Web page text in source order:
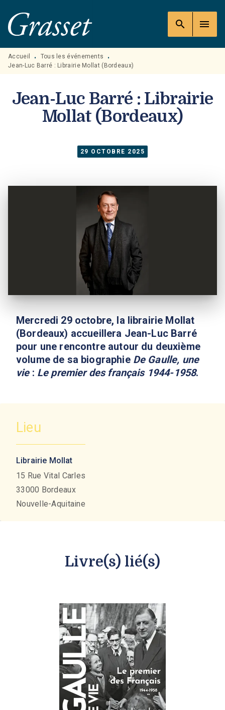
MENU RECHERCHE
PIED DE PAGE
search menu
Accueil • Tous les événements
•
Jean-Luc Barré : Librairie Mollat (Bordeaux)
Jean-Luc Barré : Librairie
Mollat (Bordeaux)
29 OCTOBRE 2025
Mercredi 29 octobre, la librairie Mollat
(Bordeaux) accueillera Jean-Luc Barré
pour une rencontre autour du deuxième
volume de sa biographie De Gaulle, une
vie: Le premier des français 1944-1958.
Lieu
Librairie Mollat
15 Rue Vital Carles
33000 Bordeaux
Nouvelle-Aquitaine
Livre(s) lié(s)